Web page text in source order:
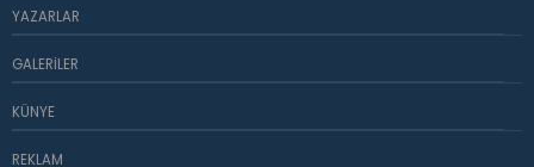
YAZARLAR
GALERILER
KÜNYE
REKLAM